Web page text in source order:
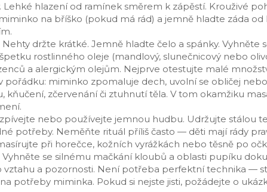
Lehké hlazení od ramínek směrem k zápěstí. Krouživé
na bříško (pokud má rád) a jemně hladte záda
Nehty držte krátké. Jemně hladte čelo a spánky. Vyhněte
rostlinného oleje (mandlový, slunečnicový nebo
a alergickým olejům. Nejprve otestujte malé
pořádku: miminko zpomaluje dech, uvolní se obličej
kňučení, zčervenání či ztuhnutí těla. V tom okamžiku
nebo používejte jemnou hudbu. Udržujte stálou
potřeby. Neměňte rituál příliš často — děti mají rády
při horečce, kožních vyrážkách nebo těsně po
se silnému mačkání kloubů a oblasti pupíku
vztahu a pozornosti. Není potřeba perfektní technika —
potřeby miminka. Pokud si nejste jisti, požádejte o